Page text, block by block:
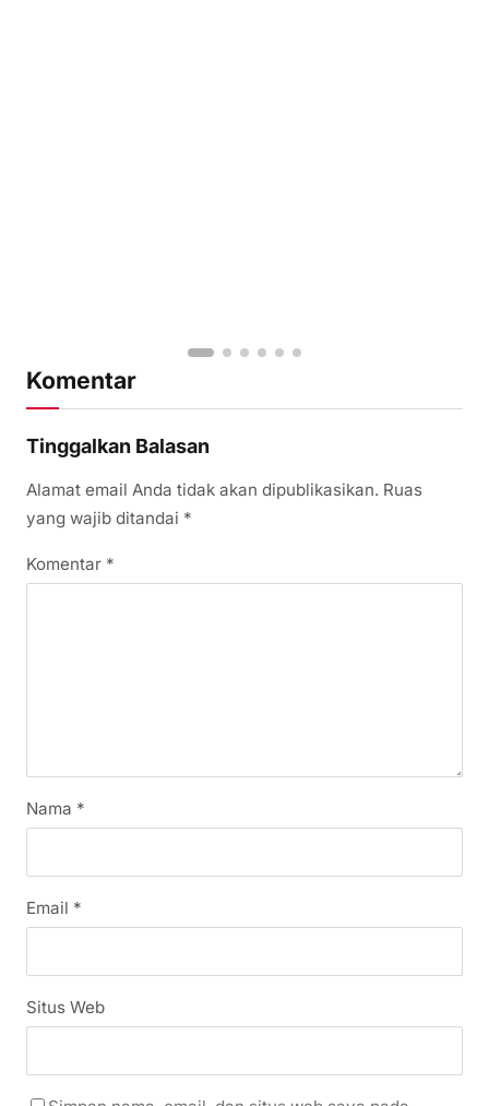
Komentar
Tinggalkan Balasan
Alamat email Anda tidak akan dipublikasikan. Ruas
yang wajib ditandai *
Komentar *
Nama *
Email *
Situs Web